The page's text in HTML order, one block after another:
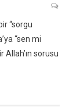
“sorgu
“sen mi
sorusu